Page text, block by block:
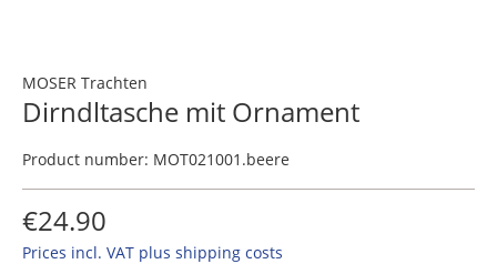
MOSER Trachten
Dirndltasche mit Ornament
Product number: MOT021001.beere
€24.90
Prices incl. VAT plus shipping costs